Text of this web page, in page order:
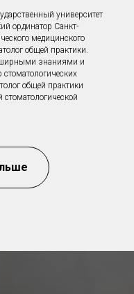
университет
ординатор Санкт-
медицинского
общей практики.
знаниями и
общей практики